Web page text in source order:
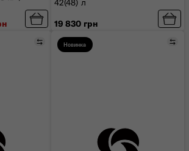
42(48) л
19 830 грн
Порівняти
Новинка